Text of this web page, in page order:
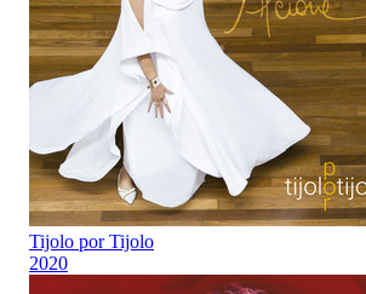
Tijolo por Tijolo
2020